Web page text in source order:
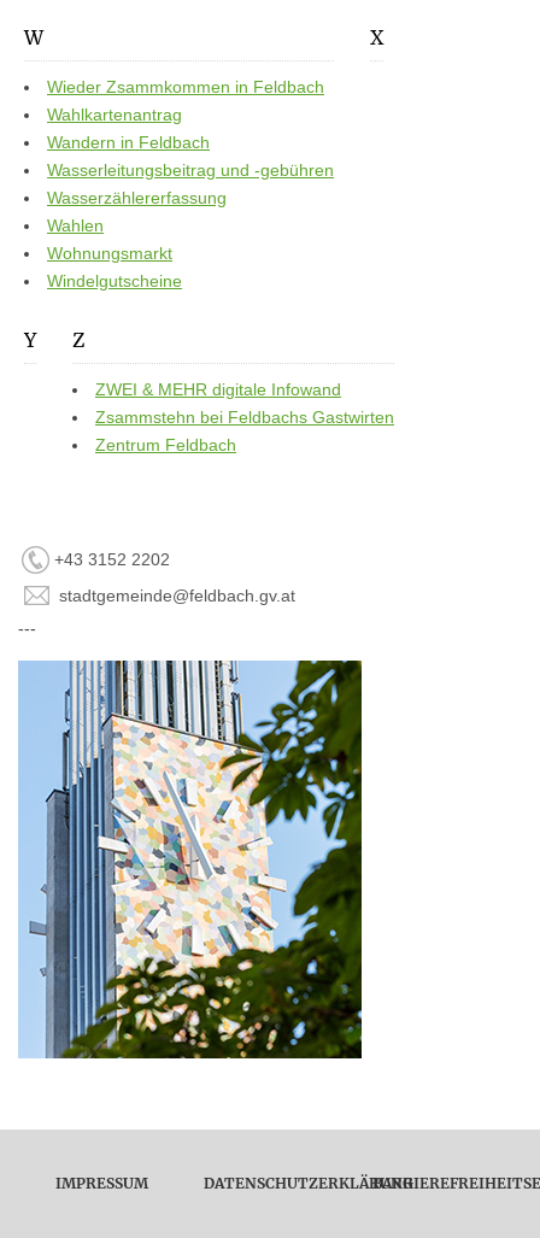
W
Wieder Zsammkommen in Feldbach
Wahlkartenantrag
Wandern in Feldbach
Wasserleitungsbeitrag und -gebühren
Wasserzählererfassung
Wahlen
Wohnungsmarkt
Windelgutscheine
X
Y Z
ZWEI & MEHR digitale Infowand
Zsammstehn bei Feldbachs Gastwirten
Zentrum Feldbach
+43 3152 2202
stadtgemeinde@feldbach.gv.at
---
IMPRESSUM DATENSCHUTZERKLÄRUNG